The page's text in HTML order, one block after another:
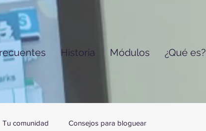
Historia Módulos ¿Qué es?
Tu comunidad Consejos para bloguear